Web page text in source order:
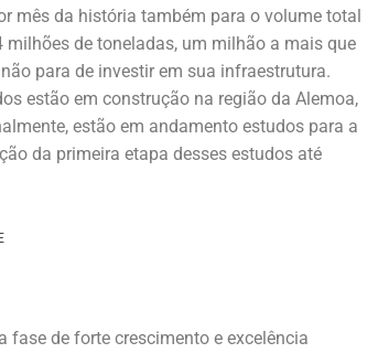
mês da história também para o volume total
de toneladas, um milhão a mais que
para de investir em sua infraestrutura.
estão em construção na região da Alemoa,
estão em andamento estudos para a
da primeira etapa desses estudos até
fase de forte crescimento e excelência